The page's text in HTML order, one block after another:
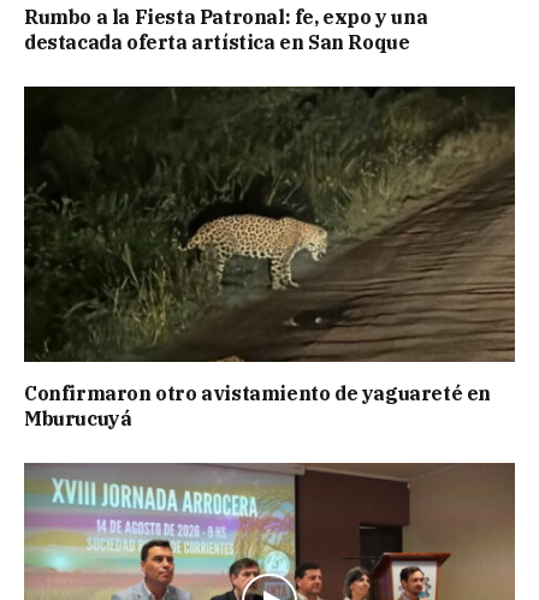
Rumbo a la Fiesta Patronal: fe, expo y una
destacada oferta artística en San Roque
Confirmaron otro avistamiento de yaguareté en
Mburucuyá